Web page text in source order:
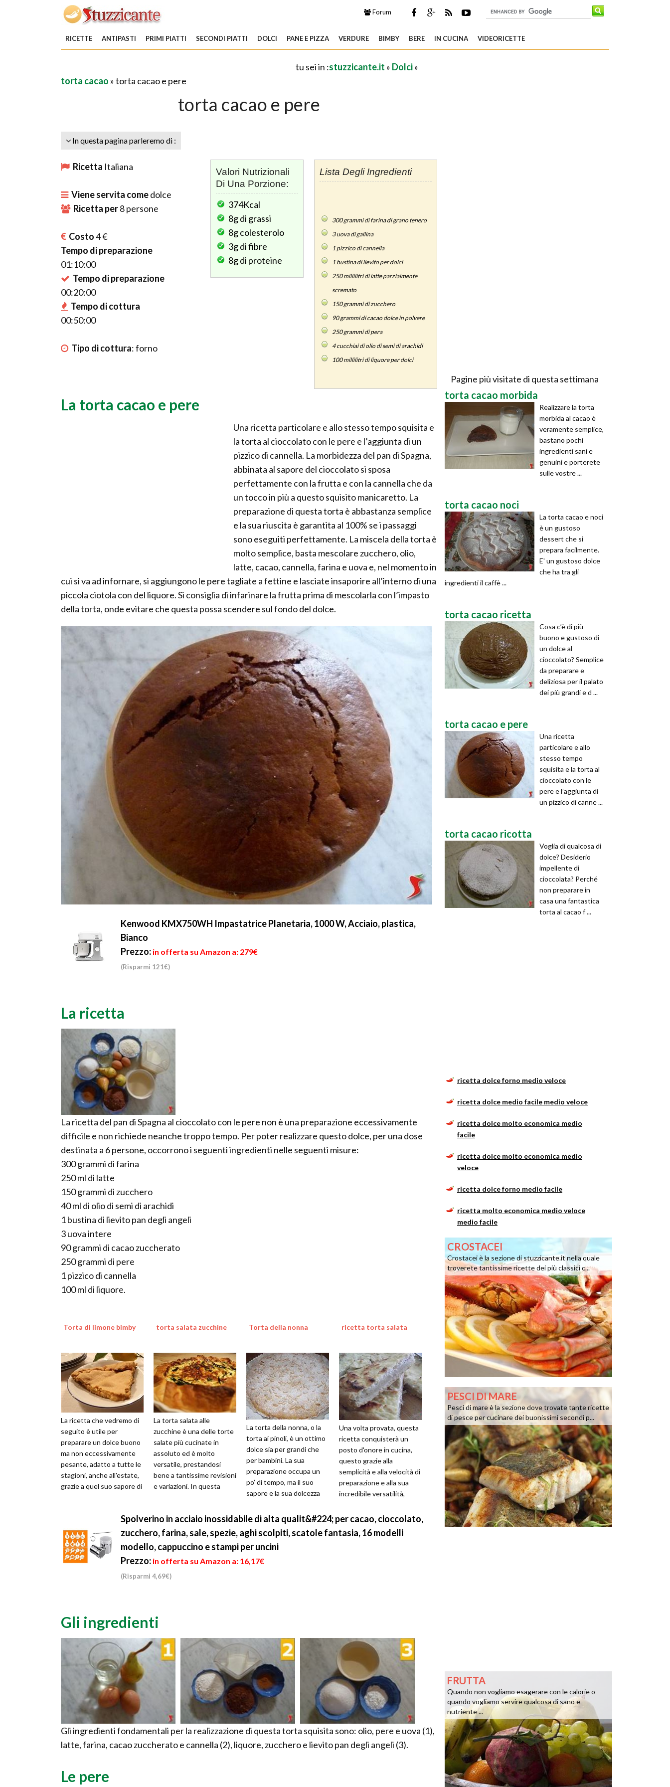
Forum
RICETTE ANTIPASTI PRIMI PIATTI SECONDI PIATTI DOLCI PANE E PIZZA VERDURE BIMBY BERE IN CUCINA VIDEORICETTE
tu sei in :stuzzicante.it » Dolci»
torta cacao » torta cacao e pere
torta cacao e pere
In questa pagina parleremo di :
Ricetta Italiana
Viene servita comedolce
Ricetta per8persone
Costo4 €
Tempo di preparazione
01:10:00
Tempo di preparazione
00:20:00
Tempo di cottura
00:50:00
Tipo di cottura:forno
Lista Degli Ingredienti
300grammi di farina di grano tenero
3uova di gallina
1pizzico di cannella
1bustina di lievito per dolci
250millilitri di latte parzialmente
scremato
150grammi di zucchero
90grammi di cacao dolce in polvere
250grammi di pera
4cucchiai di olio di semi di arachidi
100millilitri di liquore per dolci
Valori Nutrizionali
Di Una Porzione:
374Kcal
8gdi grassi
8gcolesterolo
3gdi fibre
8gdi proteine
La torta cacao e pere
Una ricetta particolare e allo stesso tempo squisita e
la torta al cioccolato con le pere e l’aggiunta di un
pizzico di cannella. La morbidezza del pan di Spagna,
abbinata al sapore del cioccolato si sposa
perfettamente con la frutta e con la cannella che da
un tocco in più a questo squisito manicaretto. La
preparazione di questa torta è abbastanza semplice
e la sua riuscita è garantita al 100% se i passaggi
sono eseguiti perfettamente. La miscela della torta è
molto semplice, basta mescolare zucchero, olio,
latte, cacao, cannella, farina e uova e, nel momento in
cui si va ad infornare, si aggiungono le pere tagliate a fettine e lasciate insaporire all’interno di una
piccola ciotola con del liquore. Si consiglia di infarinare la frutta prima di mescolarla con l’impasto
della torta, onde evitare che questa possa scendere sul fondo del dolce.
Kenwood KMX750WH Impastatrice Planetaria, 1000 W, Acciaio, plastica,
Bianco
Prezzo: in offerta su Amazon a: 279€
(Risparmi 121€)
La ricetta
La ricetta del pan di Spagna al cioccolato con le pere non è una preparazione eccessivamente
difficile e non richiede neanche troppo tempo. Per poter realizzare questo dolce, per una dose
destinata a 6 persone, occorrono i seguenti ingredienti nelle seguenti misure:
300 grammi di farina
250 ml di latte
150 grammi di zucchero
40 ml di olio di semi di arachidi
1 bustina di lievito pan degli angeli
3 uova intere
90 grammi di cacao zuccherato
250 grammi di pere
1 pizzico di cannella
100 ml di liquore.
Torta di limone bimby
La ricetta che vedremo di
seguito è utile per
preparare un dolce buono
ma non eccessivamente
pesante, adatto a tutte le
stagioni, anche all'estate,
grazie a quel suo sapore di
torta salata zucchine
La torta salata alle
zucchine è una delle torte
salate più cucinate in
assoluto ed è molto
versatile, prestandosi
bene a tantissime revisioni
e variazioni. In questa
Torta della nonna
La torta della nonna, o la
torta ai pinoli, è un ottimo
dolce sia per grandi che
per bambini. La sua
preparazione occupa un
po’ di tempo, ma il suo
sapore e la sua dolcezza
comp...
ricetta torta salata
Una volta provata, questa
ricetta conquisterà un
posto d'onore in cucina,
questo grazie alla
semplicità e alla velocità di
preparazione e alla sua
incredibile versatilità,
...
Spolverino in acciaio inossidabile di alta qualit&#224; per cacao, cioccolato,
zucchero, farina, sale, spezie, aghi scolpiti, scatole fantasia, 16 modelli
modello, cappuccino e stampi per uncini
Prezzo: in offerta su Amazon a: 16,17€
(Risparmi 4,69€)
Gli ingredienti
Gli ingredienti fondamentali per la realizzazione di questa torta squisita sono: olio, pere e uova (1),
latte, farina, cacao zuccherato e cannella (2), liquore, zucchero e lievito pan degli angeli (3).
Le pere
Pagine più visitate di questa settimana
torta cacao morbida
Realizzare la torta
morbida al cacao è
veramente semplice,
bastano pochi
ingredienti sani e
genuini e porterete
sulle vostre ...
torta cacao noci
La torta cacao e noci
è un gustoso
dessert che si
prepara facilmente.
E' un gustoso dolce
che ha tra gli
ingredienti il caffè ...
torta cacao ricetta
Cosa c’è di più
buono e gustoso di
un dolce al
cioccolato? Semplice
da preparare e
deliziosa per il palato
dei più grandi e d ...
torta cacao e pere
Una ricetta
particolare e allo
stesso tempo
squisita e la torta al
cioccolato con le
pere e l’aggiunta di
un pizzico di canne ...
torta cacao ricotta
Voglia di qualcosa di
dolce? Desiderio
impellente di
cioccolata? Perché
non preparare in
casa una fantastica
torta al cacao f ...
ricetta dolce forno medio veloce
ricetta dolce medio facile medio veloce
ricetta dolce molto economica medio
facile
ricetta dolce molto economica medio
veloce
ricetta dolce forno medio facile
ricetta molto economica medio veloce
medio facile
CROSTACEI
Crostacei è la sezione di stuzzicante.it nella quale
troverete tantissime ricette dei più classici c...
PESCI DI MARE
Pesci di mare è la sezione dove trovate tante ricette
di pesce per cucinare dei buonissimi secondi p...
FRUTTA
Quando non vogliamo esagerare con le calorie o
quando vogliamo servire qualcosa di sano e
nutriente ...